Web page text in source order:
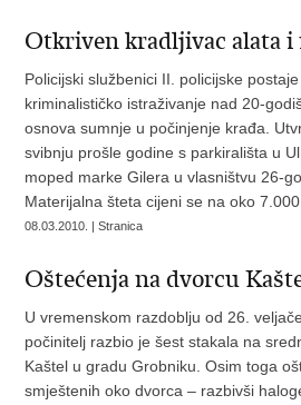
Otkriven kradljivac alata i
Policijski službenici II. policijske
kriminalističko istraživanje nad 20-
osnova sumnje u počinjenje krađa.
svibnju prošle godine s parkirališta u
moped marke Gilera u vlasništvu 26-
Materijalna šteta cijeni se na oko 7.000
08.03.2010. | Stranica
Oštećenja na dvorcu
U vremenskom razdoblju od 26.
počinitelj razbio je šest stakala na
Kaštel u gradu Grobniku. Osim toga
smještenih oko dvorca – razbivši